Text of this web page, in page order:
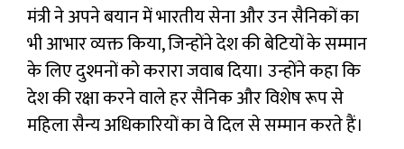
मंत्री ने अपने बयान में भारतीय सेना और उन सैनिकों का
भी आभार व्यक्त किया, जिन्होंने देश की बेटियों के सम्मान
के लिए दुश्मनों को करारा जवाब दिया। उन्होंने कहा कि
देश की रक्षा करने वाले हर सैनिक और विशेष रूप से
महिला सैन्य अधिकारियों का वे दिल से सम्मान करते हैं।